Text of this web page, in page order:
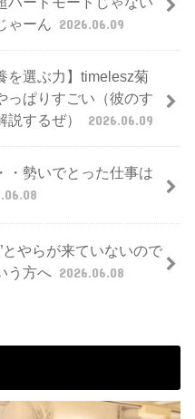
ゃーん 2026.06.09
を選ぶ力】timelesz菊
っぱりすごい（彼のす
説するぜ）
2026.06.09
・勢いでとった仕事は
とやらが来ていないので
う方へ 2026.06.08